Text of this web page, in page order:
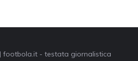
footbola.it - testata giornalistica